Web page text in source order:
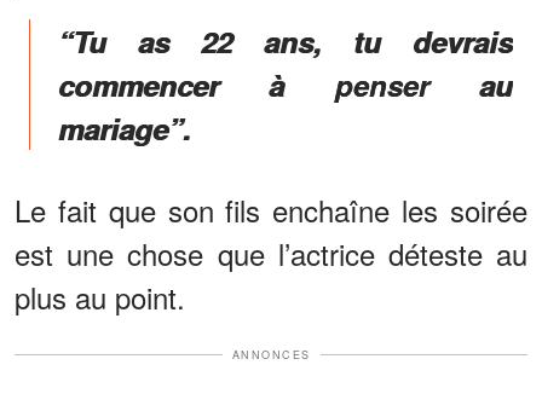
“Tu as 22 ans, tu devrais
commencer à penser au
mariage”.
Le fait que son fils enchaîne les soirée
est une chose que l’actrice déteste au
plus au point.
ANNONCES